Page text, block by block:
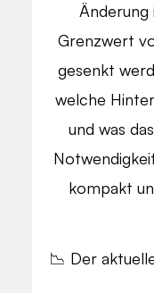
Änderung
Grenzwert
gesenkt
welche
und was
kompakt
📉 Der